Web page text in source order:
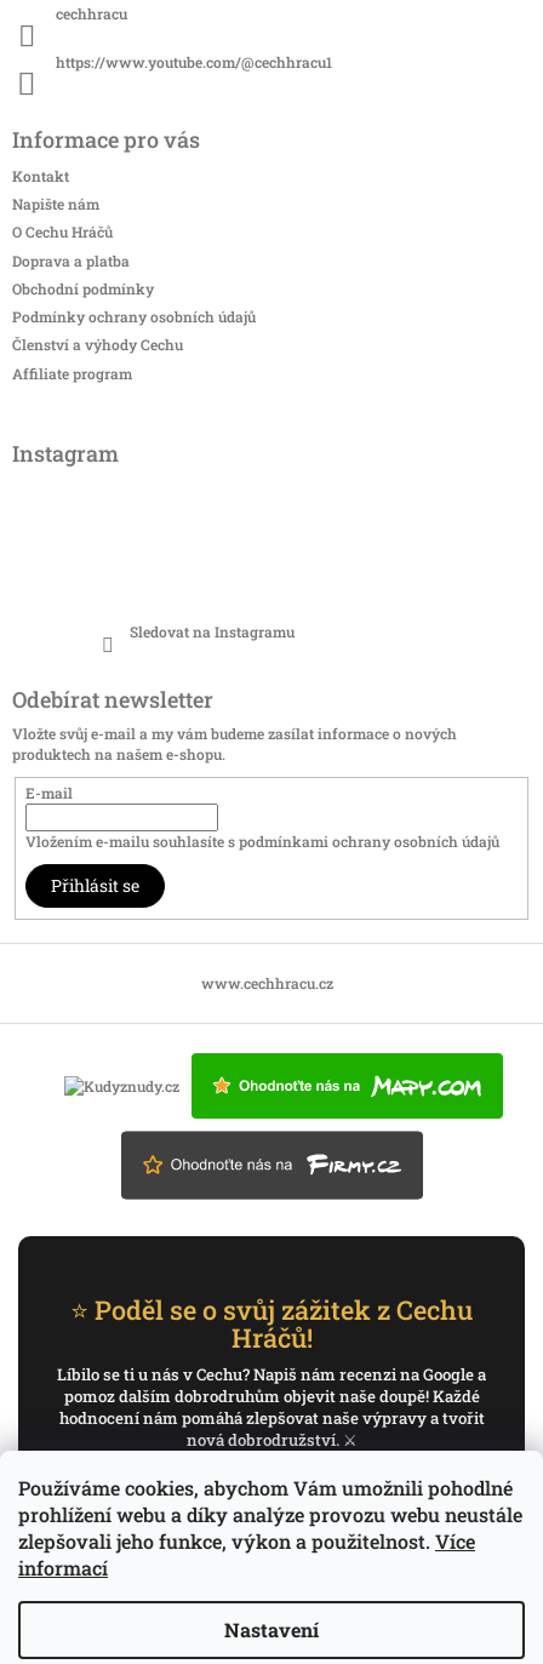
Používáme cookies, abychom Vám umožnili pohodlné
prohlížení webu a díky analýze provozu webu neustále
zlepšovali jeho funkce, výkon a použitelnost. Více
informací
Nastavení
cechhracu
https://www.youtube.com/@cechhracu1
Informace pro vás
Kontakt
Napište nám
O Cechu Hráčů
Doprava a platba
Obchodní podmínky
Podmínky ochrany osobních údajů
Členství a výhody Cechu
Affiliate program
Instagram
Sledovat na Instagramu
Odebírat newsletter
Vložte svůj e-mail a my vám budeme zasílat informace o nových
produktech na našem e-shopu.
E-mail
Vložením e-mailu souhlasíte spodmínkami ochrany osobních údajů
Přihlásit se
www.cechhracu.cz
⭐ Poděl se o svůj zážitek z Cechu
Hráčů!
Líbilo se ti u nás v Cechu? Napiš nám recenzi na Google a
pomoz dalším dobrodruhům objevit naše doupě! Každé
hodnocení nám pomáhá zlepšovat naše výpravy a tvořit
nová dobrodružství. ⚔️
✍️ Napiš recenzi na Google
Děkujeme, že pomáháš psát příběh Cechu Hráčů.